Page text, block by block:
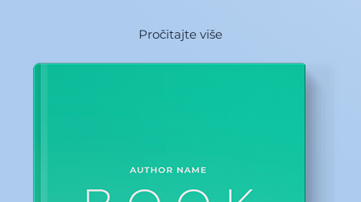
Pročitajte više